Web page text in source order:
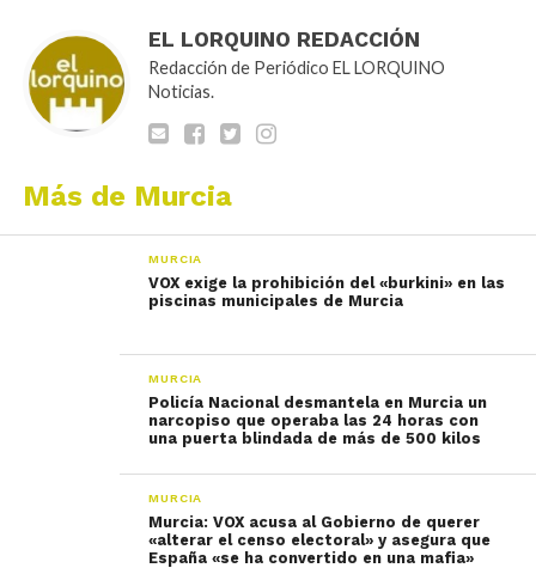
EL LORQUINO REDACCIÓN
Redacción de Periódico EL LORQUINO
Noticias.
Más de Murcia
MURCIA
VOX exige la prohibición del «burkini» en las
piscinas municipales de Murcia
MURCIA
Policía Nacional desmantela en Murcia un
narcopiso que operaba las 24 horas con
una puerta blindada de más de 500 kilos
MURCIA
Murcia: VOX acusa al Gobierno de querer
«alterar el censo electoral» y asegura que
España «se ha convertido en una mafia»